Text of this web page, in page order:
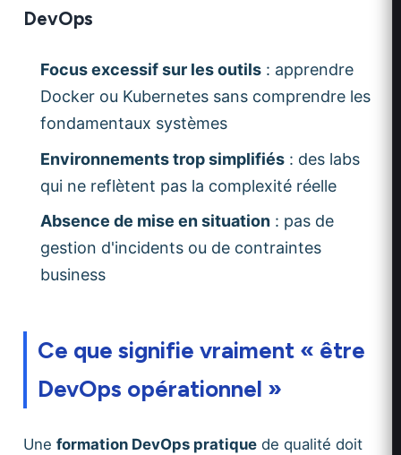
DevOps
Focus excessif sur les outils : apprendre
Docker ou Kubernetes sans comprendre les
fondamentaux systèmes
Environnements trop simplifiés : des labs
qui ne reflètent pas la complexité réelle
Absence de mise en situation : pas de
gestion d'incidents ou de contraintes
business
Ce que signifie vraiment « être
DevOps opérationnel »
Une formation DevOps pratique de qualité doit